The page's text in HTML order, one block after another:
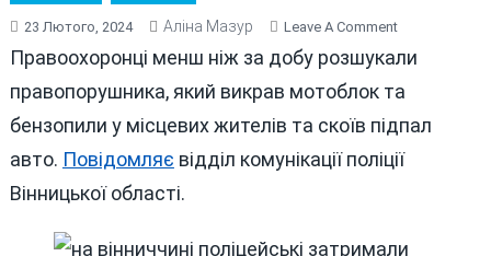
23 Лютого, 2024 Аліна Мазур Leave A CommentOn
НА
ЧОЛОВІК
ОБІКРАВ
Правоохоронці менш ніж за добу розшукали
правопорушника, який викрав мотоблок та
бензопили у місцевих жителів та скоїв підпал
авто. Повідомляє відділ комунікації поліції
Вінницької області.